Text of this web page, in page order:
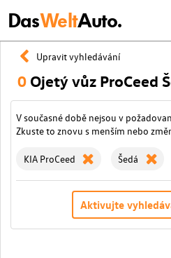
DasWeltAuto.
Upravit vyhledávání
0 Ojetý vůz ProCeed
V současné době nejsou v
Zkuste to znovu s menším nebo
KIA ProCeed Šedá
Aktivujte